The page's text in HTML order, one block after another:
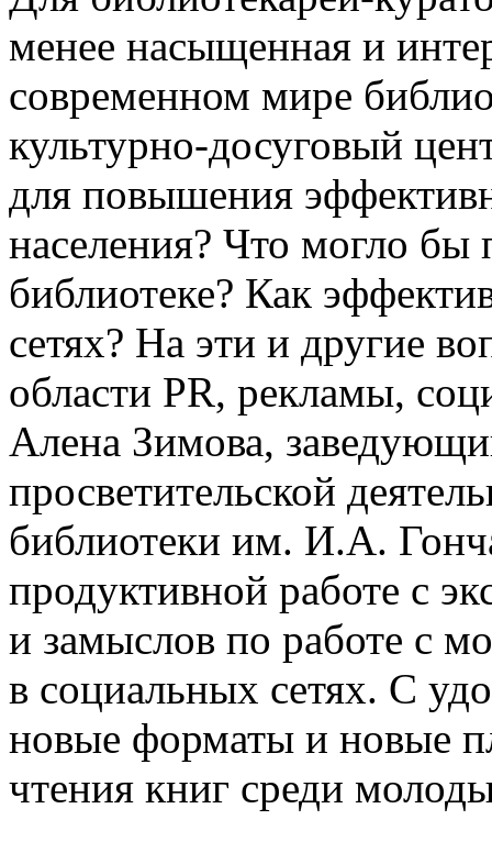
менее насыщенная и
современном мире
культурно-досуговый
для повышения
населения? Что могло
библиотеке? Как
сетях? На эти и другие
области PR, рекламы,
Алена Зимова,
просветительской
библиотеки им. И.А.
продуктивной работе с
и замыслов по работе с
в социальных сетях. С
новые форматы и новые
чтения книг среди